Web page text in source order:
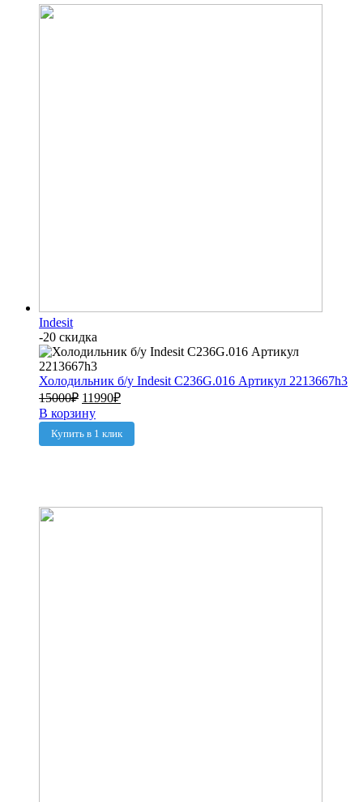
Indesit
-20 скидка
Холодильник б/у Indesit C236G.016 Артикул 2213667h3
15000₽ 11990₽
В корзину
Купить в 1 клик